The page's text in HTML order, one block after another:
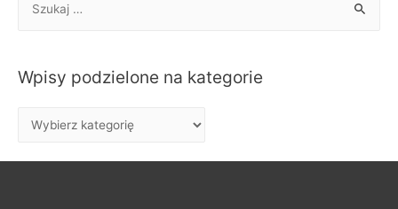
kWpisy podzielone na kategorie
i